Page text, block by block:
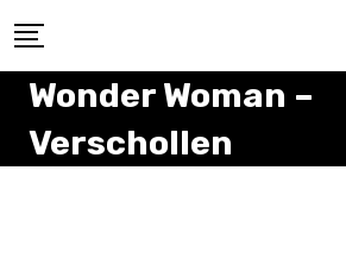
Wonder Woman –
Verschollen